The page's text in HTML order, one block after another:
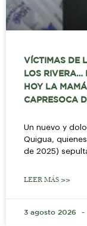
VÍCTIMAS DE
LOS RIVERA…
HOY LA
CAPRESOCA
Un nuevo y
Quigua,
de 2025)
LEER MÁS >>
3 agosto 2026